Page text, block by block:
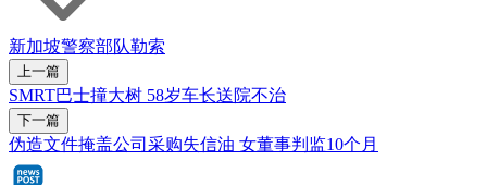
新加坡警察部队勒索
上一篇
SMRT巴士撞大树 58岁车长送院不治
下一篇
伪造文件掩盖公司采购失信油 女董事判监10个月